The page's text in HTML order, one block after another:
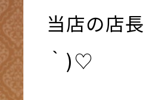
当店の店
｀)♡